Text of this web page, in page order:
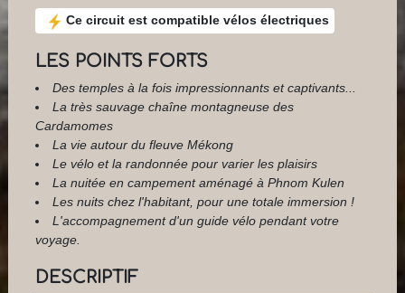
Ce circuit est compatible vélos électriques
LES POINTS FORTS
Des temples à la fois impressionnants et captivants...
La très sauvage chaîne montagneuse des
Cardamomes
La vie autour du fleuve Mékong
Le vélo et la randonnée pour varier les plaisirs
La nuitée en campement aménagé à Phnom Kulen
Les nuits chez l'habitant, pour une totale immersion !
L'accompagnement d'un guide vélo pendant votre
voyage.
DESCRIPTIF